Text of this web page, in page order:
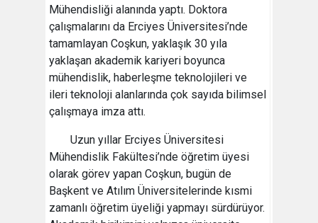
Mühendisliği alanında yaptı. Doktora
çalışmalarını da Erciyes Üniversitesi’nde
tamamlayan Coşkun, yaklaşık 30 yıla
yaklaşan akademik kariyeri boyunca
mühendislik, haberleşme teknolojileri ve
ileri teknoloji alanlarında çok sayıda bilimsel
çalışmaya imza attı.
Uzun yıllar Erciyes Üniversitesi
Mühendislik Fakültesi’nde öğretim üyesi
olarak görev yapan Coşkun, bugün de
Başkent ve Atılım Üniversitelerinde kısmi
zamanlı öğretim üyeliği yapmayı sürdürüyor.